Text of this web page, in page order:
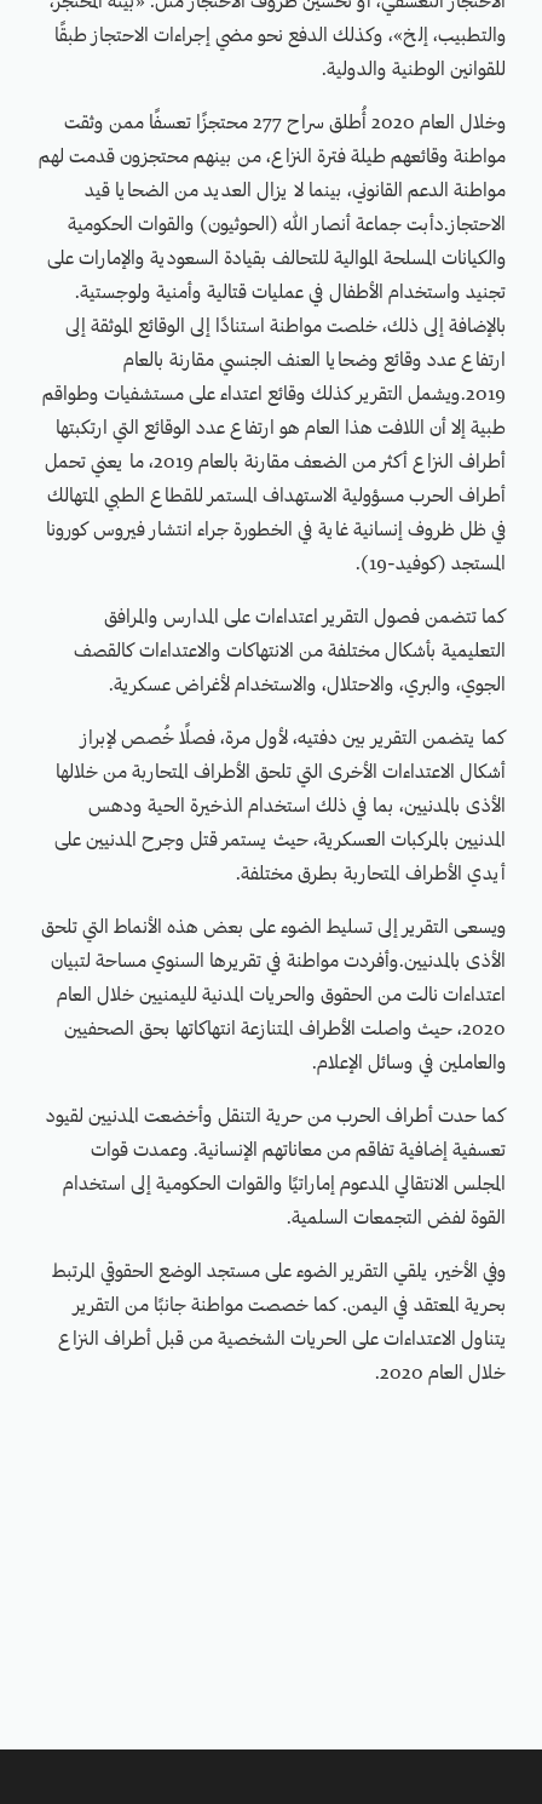
والتطبيب، إلخ»، وكذلك الدفع نحو مضي إجراءات الاحتجاز طبقًا
للقوانين الوطنية والدولية.
وخلال العام 2020 أُطلق سراح 277 محتجزًا تعسفًا ممن وثقت
مواطنة وقائعهم طيلة فترة النزاع، من بينهم محتجزون قدمت لهم
مواطنة الدعم القانوني، بينما لا يزال العديد من الضحايا قيد
الاحتجاز.دأبت جماعة أنصار الله (الحوثيون) والقوات الحكومية
والكيانات المسلحة الموالية للتحالف بقيادة السعودية والإمارات على
تجنيد واستخدام الأطفال في عمليات قتالية وأمنية ولوجستية.
بالإضافة إلى ذلك، خلصت مواطنة استنادًا إلى الوقائع الموثقة إلى
ارتفاع عدد وقائع وضحايا العنف الجنسي مقارنة بالعام
2019.ويشمل التقرير كذلك وقائع اعتداء على مستشفيات وطواقم
طبية إلا أن اللافت هذا العام هو ارتفاع عدد الوقائع التي ارتكبتها
أطراف النزاع أكثر من الضعف مقارنة بالعام 2019، ما يعني تحمل
أطراف الحرب مسؤولية الاستهداف المستمر للقطاع الطبي المتهالك
في ظل ظروف إنسانية غاية في الخطورة جراء انتشار فيروس كورونا
المستجد (كوفيد-19).
كما تتضمن فصول التقرير اعتداءات على المدارس والمرافق
التعليمية بأشكال مختلفة من الانتهاكات والاعتداءات كالقصف
الجوي، والبري، والاحتلال، والاستخدام لأغراض عسكرية.
كما يتضمن التقرير بين دفتيه، لأول مرة، فصلًا خُصص لإبراز
أشكال الاعتداءات الأخرى التي تلحق الأطراف المتحاربة من خلالها
الأذى بالمدنيين، بما في ذلك استخدام الذخيرة الحية ودهس
المدنيين بالمركبات العسكرية، حيث يستمر قتل وجرح المدنيين على
أيدي الأطراف المتحاربة بطرق مختلفة.
ويسعى التقرير إلى تسليط الضوء على بعض هذه الأنماط التي تلحق
الأذى بالمدنيين.وأفردت مواطنة في تقريرها السنوي مساحة لتبيان
اعتداءات نالت من الحقوق والحريات المدنية لليمنيين خلال العام
2020، حيث واصلت الأطراف المتنازعة انتهاكاتها بحق الصحفيين
والعاملين في وسائل الإعلام.
كما حدت أطراف الحرب من حرية التنقل وأخضعت المدنيين لقيود
تعسفية إضافية تفاقم من معاناتهم الإنسانية. وعمدت قوات
المجلس الانتقالي المدعوم إماراتيًا والقوات الحكومية إلى استخدام
القوة لفض التجمعات السلمية.
وفي الأخير، يلقي التقرير الضوء على مستجد الوضع الحقوقي المرتبط
بحرية المعتقد في اليمن. كما خصصت مواطنة جانبًا من التقرير
يتناول الاعتداءات على الحريات الشخصية من قبل أطراف النزاع
خلال العام 2020.